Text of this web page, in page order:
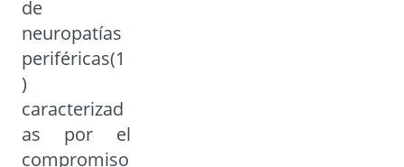
de
neuropatías
periféricas(1
)
caracterizad
as por el
compromiso